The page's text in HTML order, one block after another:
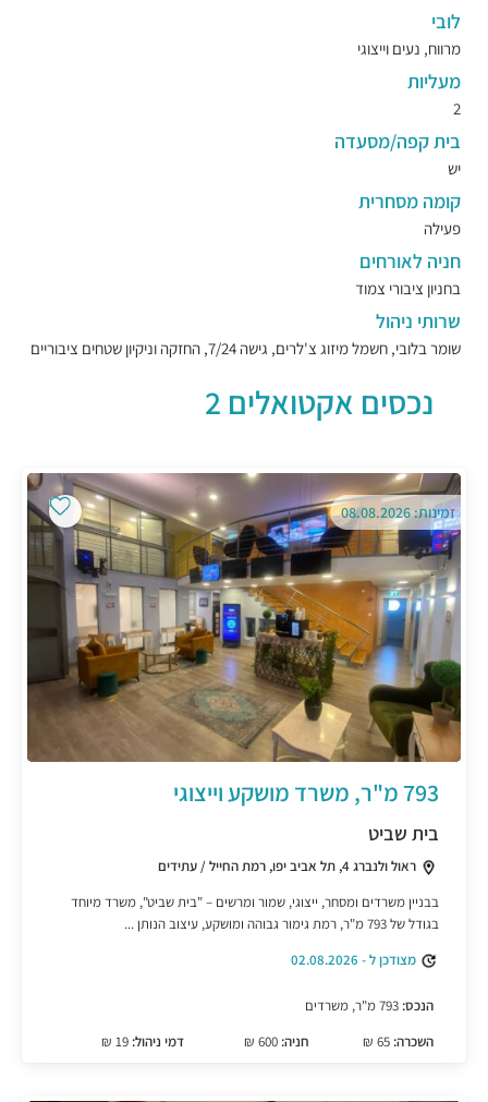
לובי
מרווח, נעים וייצוגי
מעליות
2
בית קפה/מסעדה
יש
קומה מסחרית
פעילה
חניה לאורחים
בחניון ציבורי צמוד
שרותי ניהול
שומר בלובי, חשמל מיזוג צ'לרים, גישה 7/24, החזקה וניקיון שטחים ציבוריים
נכסים אקטואלים 2
זמינות: 08.08.2026
793 מ"ר, משרד מושקע וייצוגי
בית שביט
ראול ולנברג 4, תל אביב יפו, רמת החייל / עתידים
בבניין משרדים ומסחר, ייצוגי, שמור ומרשים – "בית שביט", משרד מיוחד
בגודל של 793 מ"ר, רמת גימור גבוהה ומושקע, עיצוב הנותן ...
מצודכן ל - 02.08.2026
הנכס:
השכרה:
חניה: 600 ₪ דמי ניהול: